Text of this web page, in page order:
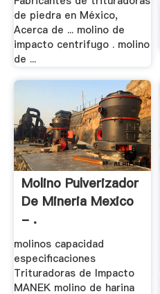
de piedra en México,
Acerca de ... molino de
impacto centrifugo . molino
de ...
Molino Pulverizador
De Mineria Mexico
- .
molinos capacidad
especificaciones
Trituradoras de Impacto
MANEK molino de harina